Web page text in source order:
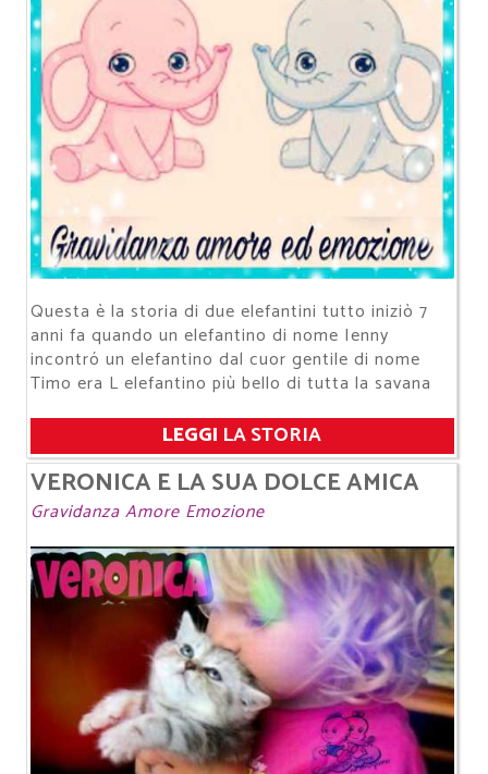
Questa è la storia di due elefantini tutto iniziò 7
anni fa quando un elefantino di nome Ienny
incontró un elefantino dal cuor gentile di nome
Timo era L elefantino più bello di tutta la savana
LEGGI LA STORIA
VERONICA E LA SUA DOLCE AMICA
Gravidanza Amore Emozione